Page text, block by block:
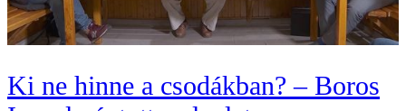
Ki ne hinne a csodákban? – Boros